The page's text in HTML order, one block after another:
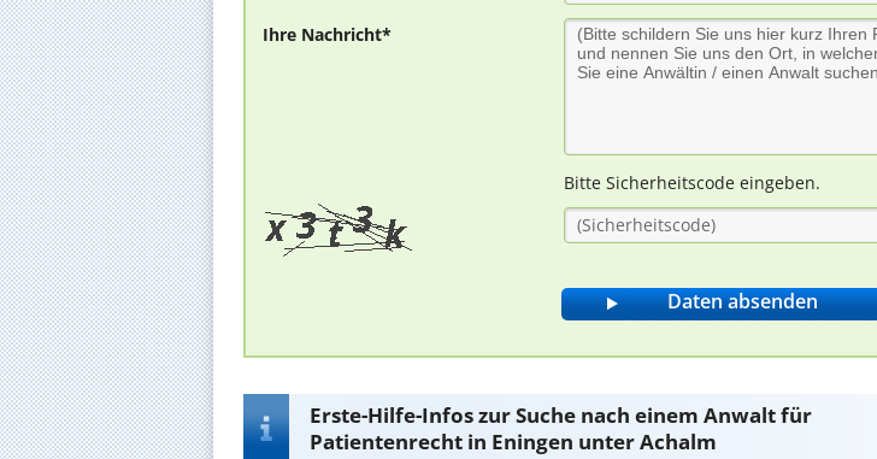
Ihre Nachricht*
Bitte Sicherheitscode eingeben.
Erste-Hilfe-Infos zur Suche nach einem Anwalt für
Patientenrecht in Eningen unter Achalm